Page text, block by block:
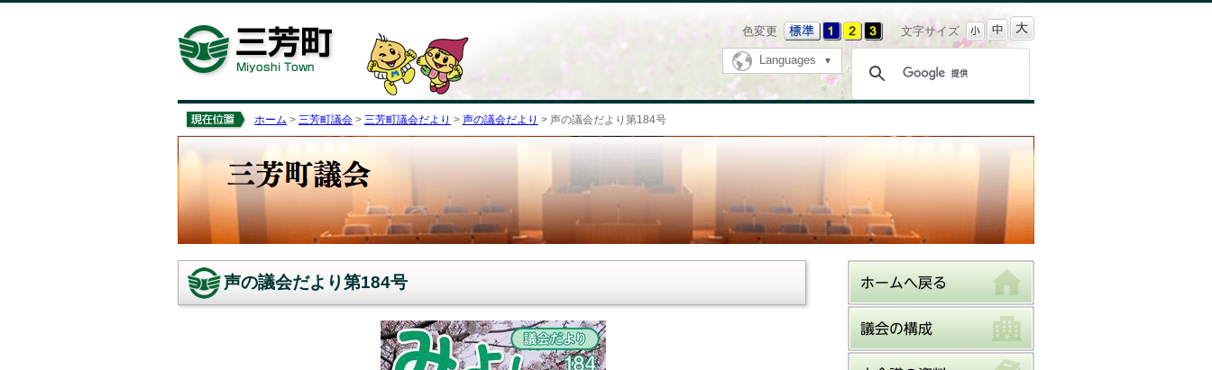
色変更 文字サイズ
Languages
ホーム > 三芳町議会 > 三芳町議会だより > 声の議会だより > 声の議会だより第184号
声の議会だより第184号